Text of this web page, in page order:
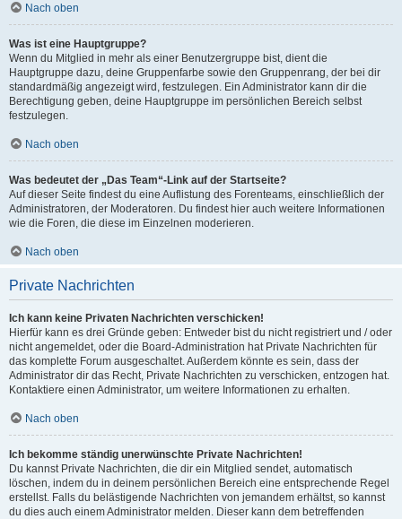
Nach oben
Was ist eine Hauptgruppe?
Wenn du Mitglied in mehr als einer Benutzergruppe bist, dient die
Hauptgruppe dazu, deine Gruppenfarbe sowie den Gruppenrang, der bei dir
standardmäßig angezeigt wird, festzulegen. Ein Administrator kann dir die
Berechtigung geben, deine Hauptgruppe im persönlichen Bereich selbst
festzulegen.
Nach oben
Was bedeutet der „Das Team“-Link auf der Startseite?
Auf dieser Seite findest du eine Auflistung des Forenteams, einschließlich der
Administratoren, der Moderatoren. Du findest hier auch weitere Informationen
wie die Foren, die diese im Einzelnen moderieren.
Nach oben
Private Nachrichten
Ich kann keine Privaten Nachrichten verschicken!
Hierfür kann es drei Gründe geben: Entweder bist du nicht registriert und / oder
nicht angemeldet, oder die Board-Administration hat Private Nachrichten für
das komplette Forum ausgeschaltet. Außerdem könnte es sein, dass der
Administrator dir das Recht, Private Nachrichten zu verschicken, entzogen hat.
Kontaktiere einen Administrator, um weitere Informationen zu erhalten.
Nach oben
Ich bekomme ständig unerwünschte Private Nachrichten!
Du kannst Private Nachrichten, die dir ein Mitglied sendet, automatisch
löschen, indem du in deinem persönlichen Bereich eine entsprechende Regel
erstellst. Falls du belästigende Nachrichten von jemandem erhältst, so kannst
du dies auch einem Administrator melden. Dieser kann dem betreffenden